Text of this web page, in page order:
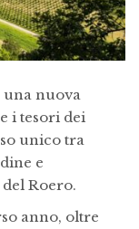
una nuova
i tesori dei
unico tra
e
Roero.
anno, oltre